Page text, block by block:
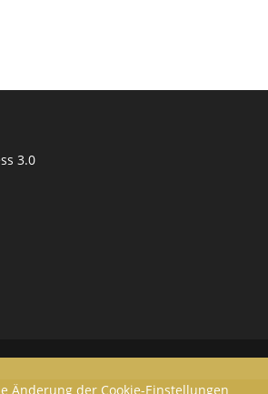
3.0
Änderung der Cookie-Einstellungen